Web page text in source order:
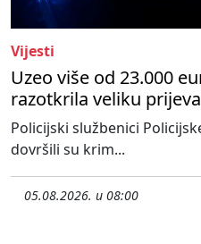
Vijesti
Uzeo više od 23.000
razotkrila veliku
Policijski službenici
dovršili su krim...
05.08.2026. u 08:00